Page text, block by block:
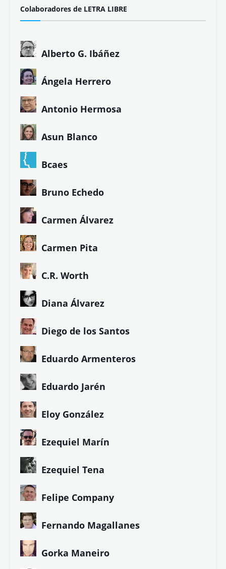
Colaboradores de LETRA LIBRE
Alberto G. Ibáñez
Ángela Herrero
Antonio Hermosa
Asun Blanco
Bcaes
Bruno Echedo
Carmen Álvarez
Carmen Pita
C.R. Worth
Diana Álvarez
Diego de los Santos
Eduardo Armenteros
Eduardo Jarén
Eloy González
Ezequiel Marín
Ezequiel Tena
Felipe Company
Fernando Magallanes
Gorka Maneiro